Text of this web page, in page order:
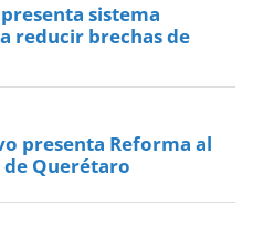
sistema
reducir brechas de
presenta Reforma al
de Querétaro